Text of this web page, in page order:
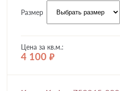
Размер
Цена за кв.м.:
4 100 руб.